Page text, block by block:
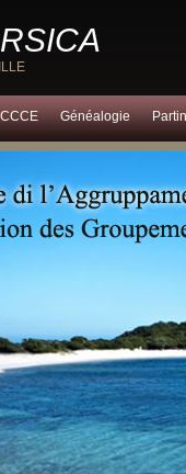
CCCE Généalogie